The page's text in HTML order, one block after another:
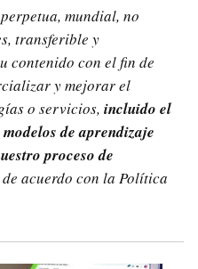
mundial, no
transferible y
contenido con el fin de
y mejorar el
o servicios, incluido el
de aprendizaje
proceso de
de acuerdo con la Política